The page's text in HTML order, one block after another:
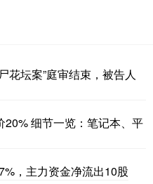
花坛案”庭审结束，被告人
细节一览：笔记本、平
，主力资金净流出10股